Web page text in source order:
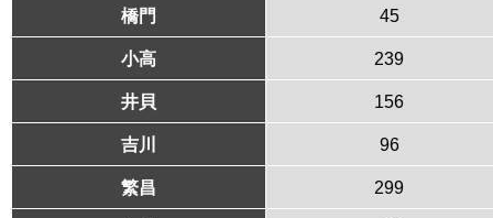
橋門 45
小高 239
井貝 156
吉川 96
繁昌 299